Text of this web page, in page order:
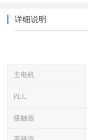
详细说明
主电机
PLC
接触器